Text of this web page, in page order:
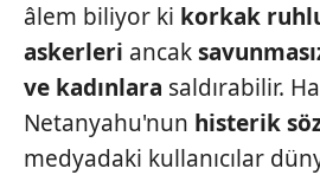
âlem biliyor ki korkak
askerleri ancak
ve kadınlara saldırabilir.
Netanyahu'nun histerik
medyadaki kullanıcılar